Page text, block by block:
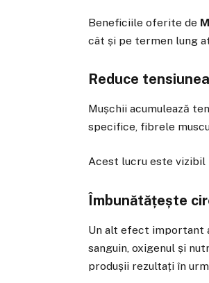
Beneficiile oferite de
cât și pe termen lung
Reduce
Mușchii acumulează
specifice, fibrele
Acest lucru este vizibil
Îmbunătățește
Un alt efect important
sanguin, oxigenul și
produșii rezultați în